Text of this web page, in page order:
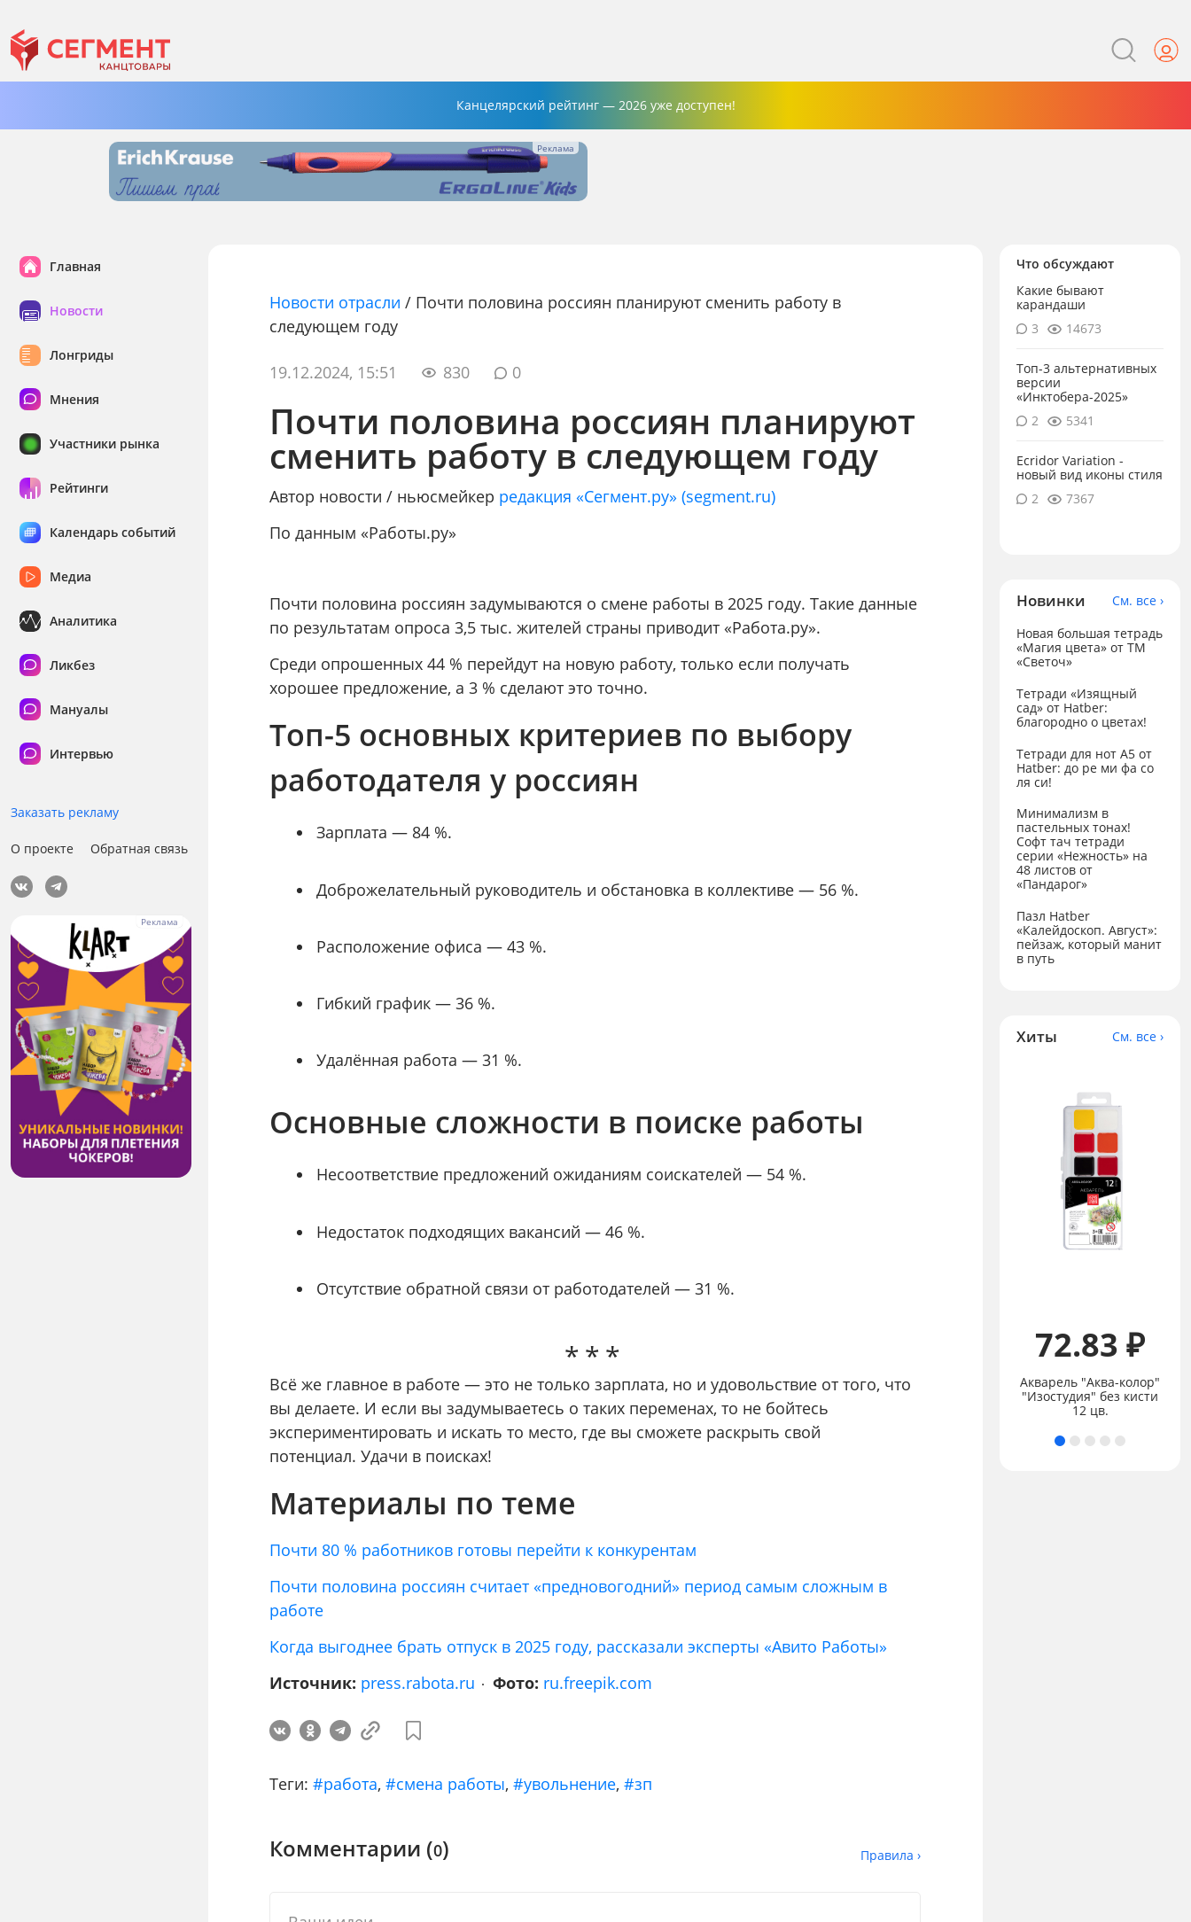
Канцелярский рейтинг — 2026 уже доступен!
Главная
Новости
Лонгриды
Мнения
Участники рынка
Рейтинги
Календарь событий
Медиа
Аналитика
Ликбез
Мануалы
Интервью
Заказать рекламу
О проекте Обратная связь
Новости отрасли / Почти половина россиян планируют сменить работу в
следующем году
19.12.2024, 15:51 830 0
Почти половина россиян планируют
сменить работу в следующем году
Автор новости / ньюсмейкер редакция «Сегмент.ру» (segment.ru)
По данным «Работы.ру»
Почти половина россиян задумываются о смене работы в 2025 году. Такие данные
по результатам опроса 3,5 тыс. жителей страны приводит «Работа.ру».
Среди опрошенных 44 % перейдут на новую работу, только если получать
хорошее предложение, а 3 % сделают это точно.
Топ-5 основных критериев по выбору
работодателя у россиян
Зарплата — 84 %.
Доброжелательный руководитель и обстановка в коллективе — 56 %.
Расположение офиса — 43 %.
Гибкий график — 36 %.
Удалённая работа — 31 %.
Основные сложности в поиске работы
Несоответствие предложений ожиданиям соискателей — 54 %.
Недостаток подходящих вакансий — 46 %.
Отсутствие обратной связи от работодателей — 31 %.
Всё же главное в работе — это не только зарплата, но и удовольствие от того, что
вы делаете. И если вы задумываетесь о таких переменах, то не бойтесь
экспериментировать и искать то место, где вы сможете раскрыть свой
потенциал. Удачи в поисках!
Материалы по теме
Почти 80 % работников готовы перейти к конкурентам
Почти половина россиян считает «предновогодний» период самым сложным в
работе
Когда выгоднее брать отпуск в 2025 году, рассказали эксперты «Авито Работы»
Источник: press.rabota.ru Фото: ru.freepik.com
Теги: #работа,#смена работы,#увольнение,#зп
Комментарии (0) Правила ›
Что обсуждают
Какие бывают
карандаши
3
14673
Топ-3 альтернативных
версии
«Инктобера-2025»
2
5341
Ecridor Variation -
новый вид иконы стиля
2
7367
Новинки
См. все ›
Новая большая тетрадь
«Магия цвета» от ТМ
«Светоч»
Тетради «Изящный
сад» от Hatber:
благородно о цветах!
Тетради для нот А5 от
Hatber: до ре ми фа со
ля си!
Минимализм в
пастельных тонах!
Софт тач тетради
серии «Нежность» на
48 листов от
«Пандарог»
Пазл Hatber
«Калейдоскоп. Август»:
пейзаж, который манит
в путь
Хиты См. все ›
карандашей Academy
Sketching 6 штук в
72.83 ₽
Акварель "Аква-колор"
"Изостудия" без кисти
12 цв.